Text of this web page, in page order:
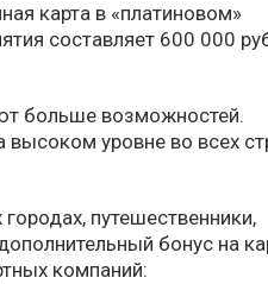
карта в «платиновом»
составляет 600 000
больше возможностей.
высоком уровне во всех
путешественники,
бонус на
компаний: